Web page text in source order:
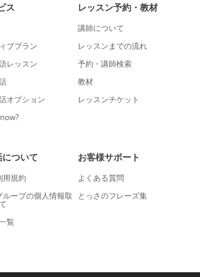
ス
ブプラン
レッスン
オプション
レッスン予約・教材
講師について
レッスンまでの流れ
予約・講師検索
教材
レッスンチケット
ついて
用規約
ープの個人情報取
覧
お客様サポート
よくある質問
とっさのフレーズ集